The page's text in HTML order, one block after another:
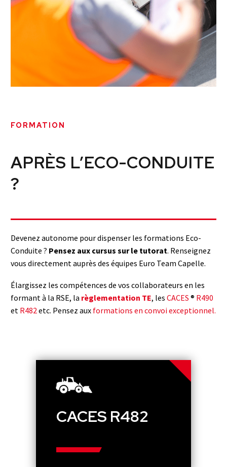
FORMATION
APRÈS L’ECO-CONDUITE
?
Devenez autonome pour dispenser les formations Eco-
Conduite ? Pensez aux cursus sur le tutorat. Renseignez
vous directement auprès des équipes Euro Team Capelle.
Élargissez les compétences de vos collaborateurs en les
formant à la RSE, la règlementation TE, les CACES ® R490
et R482 etc. Pensez aux formations en convoi exceptionnel.
CACES R482